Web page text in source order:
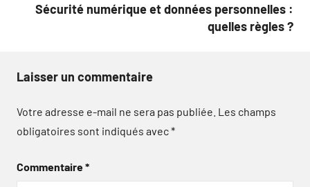
Sécurité numérique et données personnelles :
quelles règles ?
Laisser un commentaire
Votre adresse e-mail ne sera pas publiée. Les champs
obligatoires sont indiqués avec*
Commentaire*